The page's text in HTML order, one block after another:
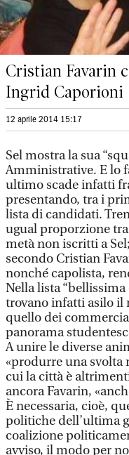
Cristian Favarin
Ingrid Caporioni
12 aprile 2014 15:17
Sel mostra la sua
Amministrative. E lo
ultimo scade infatti
presentando, tra i
lista di candidati.
ugual proporzione
metà non iscritti a
secondo Cristian
nonché capolista,
Nella lista
trovano infatti asilo il
quello dei
panorama
A unire le diverse
«produrre una svolta
cui la città è
ancora Favarin,
È necessaria, cioè,
politiche dell’ultima
coalizione
avviso, il modo per